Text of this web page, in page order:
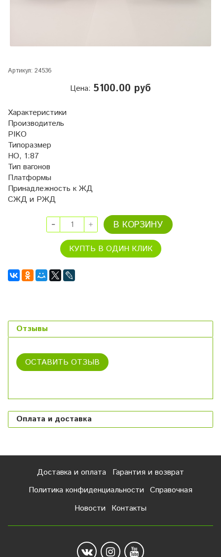
Артикул: 24536
Цена: 5100.00 руб
Характеристики
Производитель
PIKO
Типоразмер
HO, 1:87
Тип вагонов
Платформы
Принадлежность к ЖД
СЖД и РЖД
В КОРЗИНУ
КУПТЬ В ОДИН КЛИК
Отзывы
ОСТАВИТЬ ОТЗЫВ
Оплата и доставка
Доставка и оплата
Гарантия и возврат
Политика конфиденциальности Справочная
Новости Контакты